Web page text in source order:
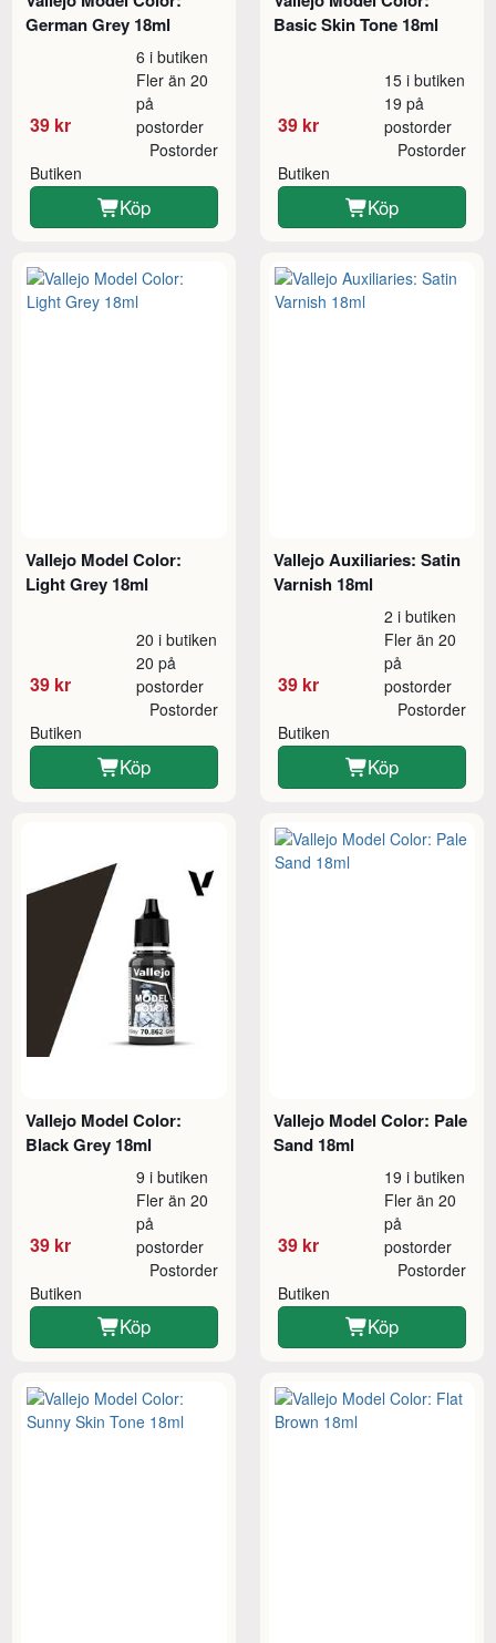
German Grey 18ml
39 kr
6 i butiken
Fler än 20
på
postorder
Butiken
Postorder
Köp
Basic Skin Tone 18ml
39 kr
15 i butiken
19 på
postorder
Butiken
Postorder
Köp
Vallejo Model Color:
Light Grey 18ml
39 kr
20 i butiken
20 på
postorder
Butiken
Postorder
Köp
Vallejo Auxiliaries: Satin
Varnish 18ml
39 kr
2 i butiken
Fler än 20
på
postorder
Butiken
Postorder
Köp
Vallejo Model Color:
Black Grey 18ml
39 kr
9 i butiken
Fler än 20
på
postorder
Butiken
Postorder
Köp
Vallejo Model Color: Pale
Sand 18ml
39 kr
19 i butiken
Fler än 20
på
postorder
Butiken
Postorder
Köp